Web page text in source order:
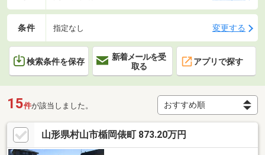
条件 指定なし 変更する
検索条件を保存
新着メールを受
取る
アプリで探す
15件が該当しました。
山形県村山市楯岡俵町 873.20万円